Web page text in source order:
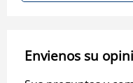
Envienos su